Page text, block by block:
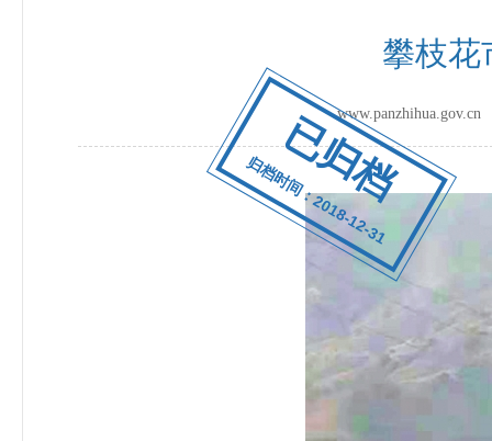
已归档
归档时间：2018-12-31
攀枝花